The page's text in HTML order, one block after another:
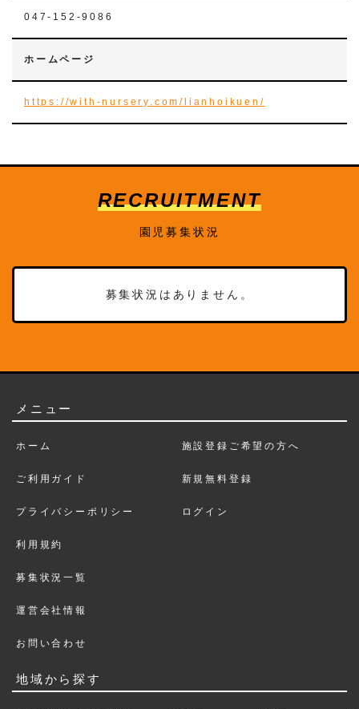
047-152-9086
ホームページ
https://with-nursery.com/lianhoikuen/
RECRUITMENT
園児募集状況
募集状況はありません。
メニュー
ホーム
ご利用ガイド
プライバシーポリシー
利用規約
募集状況一覧
運営会社情報
お問い合わせ
施設登録ご希望の方へ
新規無料登録
ログイン
地域から探す